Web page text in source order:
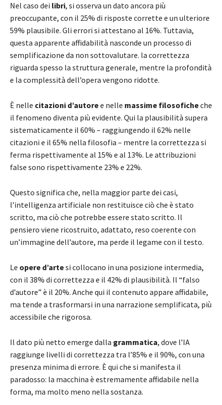
Nel caso dei libri, si osserva un dato ancora più
preoccupante, con il 25% di risposte corrette e un ulteriore
59% plausibile. Gli errori si attestano al 16%. Tuttavia,
questa apparente affidabilità nasconde un processo di
semplificazione da non sottovalutare. la correttezza
riguarda spesso la struttura generale, mentre la profondità
e la complessità dell’opera vengono ridotte.
È nelle citazioni d’autoree nelle massime filosoficheche
il fenomeno diventa più evidente. Qui la plausibilità supera
sistematicamente il 60% – raggiungendo il 62% nelle
citazioni e il 65% nella filosofia – mentre la correttezza si
ferma rispettivamente al 15% e al 13%. Le attribuzioni
false sono rispettivamente 23% e 22%.
Questo significa che, nella maggior parte dei casi,
l’intelligenza artificiale non restituisce ciò che è stato
scritto, ma ciò che potrebbe essere stato scritto. Il
pensiero viene ricostruito, adattato, reso coerente con
un’immagine dell’autore, ma perde il legame con il testo.
Le opere d’artesi collocano in una posizione intermedia,
con il 38% di correttezza e il 42% di plausibilità. Il “falso
d’autore” è il 20%. Anche qui il contenuto appare affidabile,
ma tende a trasformarsi in una narrazione semplificata, più
accessibile che rigorosa.
Il dato più netto emerge dalla grammatica, dove l’IA
raggiunge livelli di correttezza tra l’85% e il 90%, con una
presenza minima di errore. È qui che si manifesta il
paradosso: la macchina è estremamente affidabile nella
forma, ma molto meno nella sostanza.